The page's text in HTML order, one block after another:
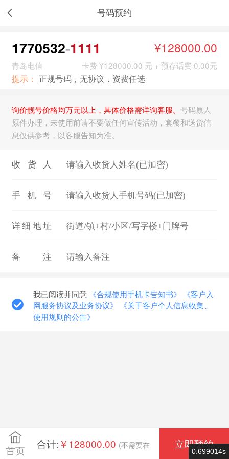
号码预约
1770532 1111 ¥128000.00
青岛电信 卡费 ¥128000.00 元 + 预存话费 0.00元
提示： 正规号码，无协议，资费任选
询价靓号价格均万元以上，具体价格需详询客服。 号码原人
原件办理，未使用前请不要做任何宣传活动，套餐和送货信
息仅供参考，以客服告知为准。
收货人
手机号
详细地址
备注
我已阅读并同意 《合规使用手机卡告知书》
《客户入
网服务协议及业务协议》
《关于客户个人信息收集、
使用规则的公告》
首页
合计:￥128000.00 (不需要在 立即预约
0.699014s